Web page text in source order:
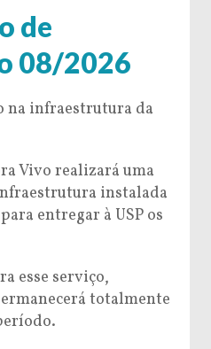
de
08/2026
na infraestrutura da
Vivo realizará uma
instalada
entregar à USP os
esse serviço,
totalmente